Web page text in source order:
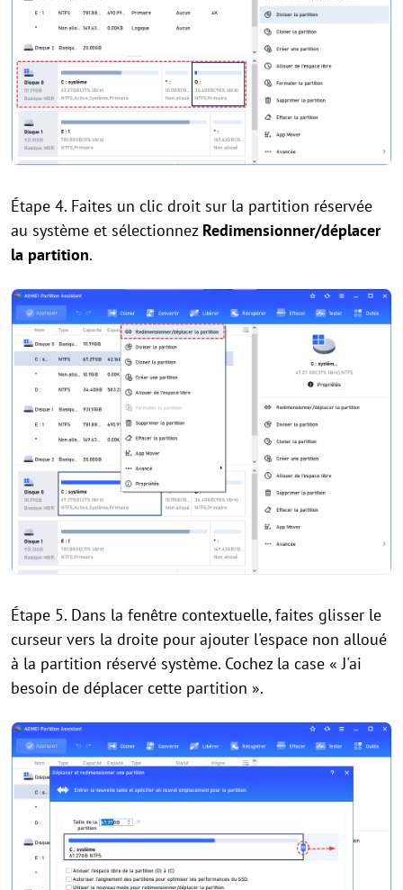
Étape 4. Faites un clic droit sur la partition réservée
au système et sélectionnez Redimensionner/déplacer
la partition.
Étape 5. Dans la fenêtre contextuelle, faites glisser le
curseur vers la droite pour ajouter l'espace non alloué
à la partition réservé système. Cochez la case « J'ai
besoin de déplacer cette partition ».